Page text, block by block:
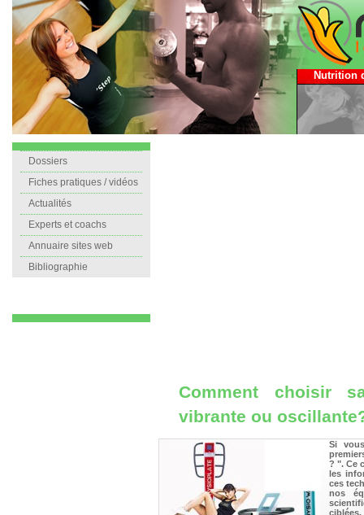
Nutrition
Dossiers
Fiches pratiques / vidéos
Actualités
Experts et coachs
Annuaire sites web
Bibliographie
Comment choisir
vibrante ou
Si
? ". Ce
les
ces
nos